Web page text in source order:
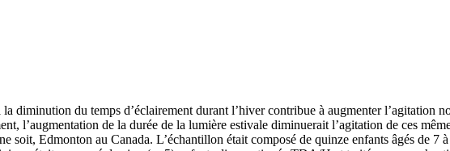
diminution du temps d’éclairement durant l’hiver contribue à augmenter l’agitation
l’augmentation de la durée de la lumière estivale diminuerait l’agitation de ces
soit, Edmonton au Canada. L’échantillon était composé de quinze enfants âgés de 7